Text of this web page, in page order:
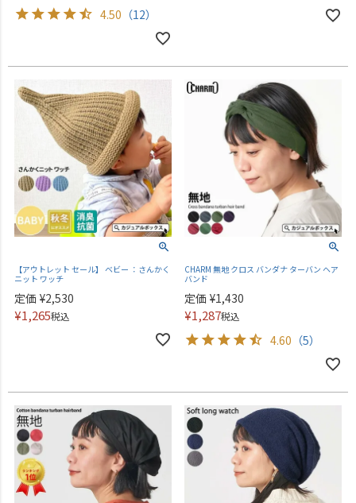
4.50 （12）
【アウトレット セール】 ベビー ：さんかく
ニット ワッチ
定価 ¥2,530
¥1,265税込
CHARM 無地 クロス バンダナ ターバン ヘア
バンド
定価 ¥1,430
¥1,287税込
4.60 （5）